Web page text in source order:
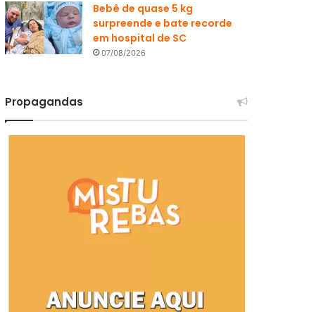
Bebê de quase 5 kg
surpreende e bate recorde
em hospital de SC
07/08/2026
Propagandas